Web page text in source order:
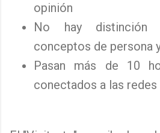
opinión
No hay
conceptos de persona
Pasan más de 10
conectados a las